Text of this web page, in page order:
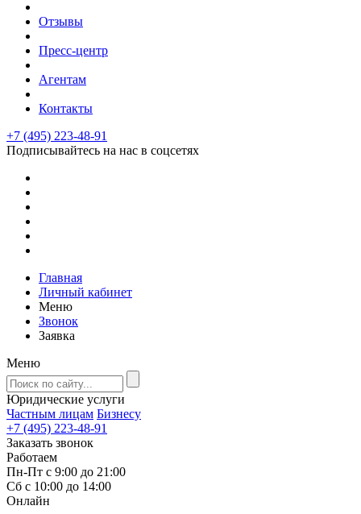
Отзывы
Пресс-центр
Агентам
Контакты
+7 (495) 223-48-91
Подписывайтесь на нас в соцсетях
Главная
Личный кабинет
Меню
Звонок
Заявка
Меню
Юридические услуги
Частным лицам Бизнесу
+7 (495) 223-48-91
Заказать звонок
Работаем
Пн-Пт с 9:00 до 21:00
Сб с 10:00 до 14:00
Онлайн